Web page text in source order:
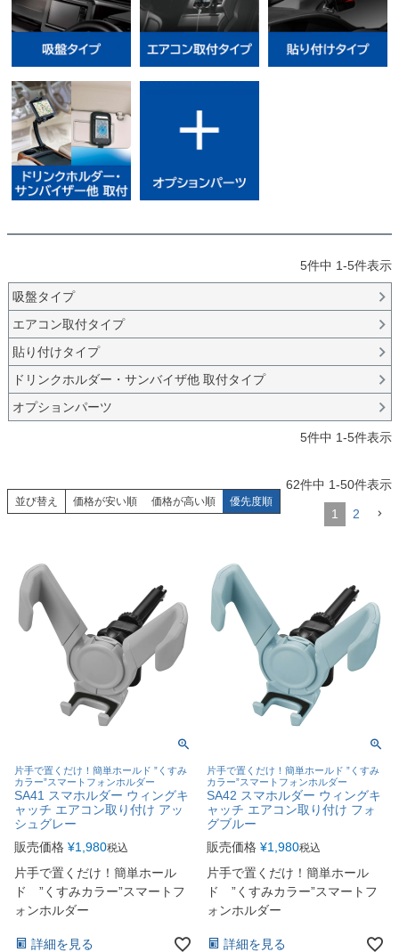
5件中 1-5件表示
吸盤タイプ
エアコン取付タイプ
貼り付けタイプ
ドリンクホルダー・サンバイザ他 取付タイプ
オプションパーツ
5件中 1-5件表示
並び替え 価格が安い順 価格が高い順 優先度順
62件中 1-50件表示
1 2
片手で置くだけ！簡単ホールド ”くすみ
カラー”スマートフォンホルダー
SA41 スマホルダー ウィングキ
ャッチ エアコン取り付け アッ
シュグレー
販売価格 ¥1,980税込
片手で置くだけ！簡単ホール
ド ”くすみカラー”スマートフ
ォンホルダー
詳細を見る
片手で置くだけ！簡単ホールド ”くすみ
カラー”スマートフォンホルダー
SA42 スマホルダー ウィングキ
ャッチ エアコン取り付け フォ
グブルー
販売価格 ¥1,980税込
片手で置くだけ！簡単ホール
ド ”くすみカラー”スマートフ
ォンホルダー
詳細を見る